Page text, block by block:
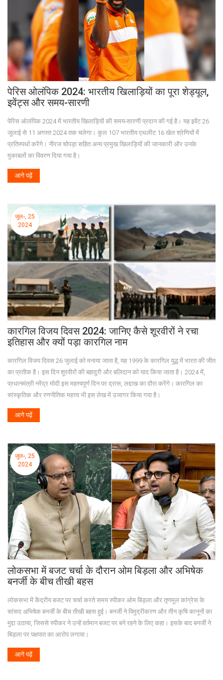
पेरिस ओलंपिक 2024: भारतीय खिलाड़ियों का पूरा शेड्यूल,
इवेंट्स और समय-सारणी
पेरिस ओलंपिक 2024 में भारतीय खिलाड़ियों की समय-सारणी प्रदान की गई है। यह इवेंट 26
जुलाई से 11 अगस्त 2024 तक चलेगा। कुल 107 भारतीय एथलीट 16 खेल श्रेणियों में
प्रतिस्पर्धा करेंगे। नीरज चोपड़ा सहित अन्य प्रमुख खिलाड़ियों की जानकारी और उनके
मुकाबलों का विवरण दिया गया है।
आगे पढ़ें
जुल॰, 25
2024
कारगिल विजय दिवस 2024: जानिए कैसे शूरवीरों ने रचा
इतिहास और क्यों पड़ा कारगिल नाम
कारगिल विजय दिवस 26 जुलाई को मनाया जाता है, यह 1999 के कारगिल युद्ध में भारत की जीत
का प्रतीक है। इस दिन शूरवीरों की बहादुरी और बलिदान को याद किया जाता है। 2024 में,
प्रधानमंत्री नरेंद्र मोदी इस महत्त्वपूर्ण दिन पर द्रास, लद्दाख का दौरा करेंगे। कारगिल का
सांस्कृतिक और रणनीतिक महत्त्व भी इस लेख में उजागर किया गया है।
आगे पढ़ें
जुल॰, 25
2024
लोकसभा में बजट चर्चा के दौरान ओम बिड़ला और अभिषेक
बनर्जी के बीच तीखी बहस
लोकसभा में केंद्रीय बजट पर चर्चा करते समय स्पीकर ओम बिड़ला और तृणमूल कांग्रेस के
सांसद अभिषेक बनर्जी के बीच तीखी बहस हुई। बनर्जी ने विमुद्रीकरण और तीन कृषि कानूनों का
मुद्दा उठाया, जिससे स्पीकर ने उन्हें वर्तमान बजट पर बने रहने के लिए कहा। इसके बाद बनर्जी ने
बिड़ला पर पक्षपात का आरोप लगाया।
आगे पढ़ें